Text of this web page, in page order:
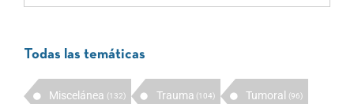
Todas las temáticas
Miscelánea (132) Trauma (104) Tumoral (96)